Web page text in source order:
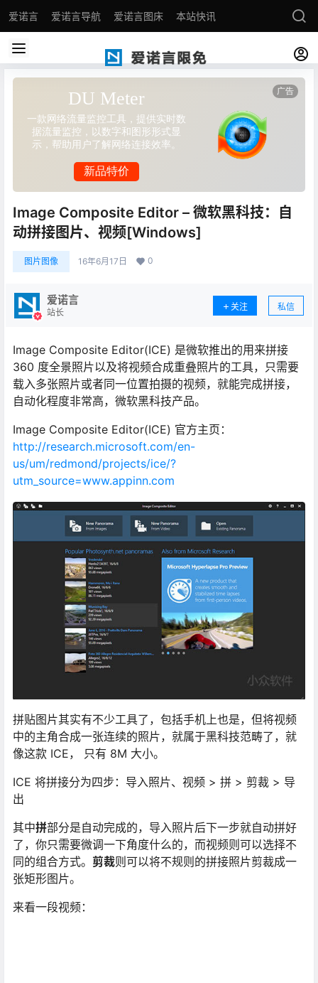
爱诺言 爱诺言导航 爱诺言图床 本站快讯
Image Composite Editor – 微软黑科技：自
动拼接图片、视频[Windows]
图片图像 16年6月17日 0
爱诺言
站长
关注 私信
Image Composite Editor(ICE) 是微软推出的用来拼接
360 度全景照片以及将视频合成重叠照片的工具，只需要
载入多张照片或者同一位置拍摄的视频，就能完成拼接，
自动化程度非常高，微软黑科技产品。
Image Composite Editor(ICE) 官方主页：
http://research.microsoft.com/en-
us/um/redmond/projects/ice/?
utm_source=www.appinn.com
拼贴图片其实有不少工具了，包括手机上也是，但将视频
中的主角合成一张连续的照片，就属于黑科技范畴了，就
像这款 ICE， 只有 8M 大小。
ICE 将拼接分为四步：导入照片、视频 > 拼 > 剪裁 > 导
出
其中拼部分是自动完成的，导入照片后下一步就自动拼好
了，你只需要微调一下角度什么的，而视频则可以选择不
同的组合方式。 剪裁则可以将不规则的拼接照片剪裁成一
张矩形图片。
来看一段视频：